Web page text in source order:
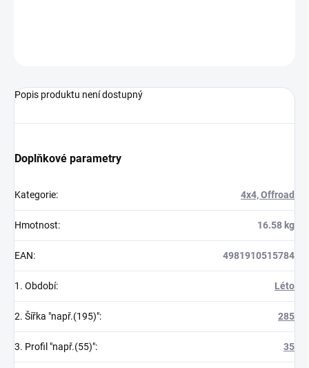
Popis produktu není dostupný
Doplňkové parametry
Kategorie: 4x4, Offroad
Hmotnost: 16.58 kg
EAN: 4981910515784
1. Období: Léto
2. Šířka "např.(195)": 285
3. Profil "např.(55)": 35